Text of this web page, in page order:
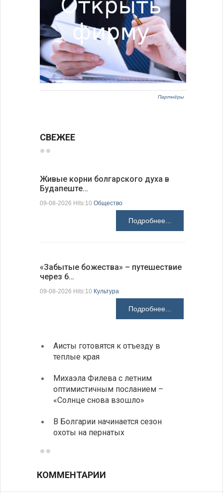
Партнёры
СВЕЖЕЕ
Живые корни болгарского духа в
Будапеште…
09-08-2026 Hits:10 Общество
Подробнее...
«Забытые божества» – путешествие
через 6…
09-08-2026 Hits:10 Культура
Подробнее...
Аисты готовятся к отъезду в
теплые края
Михаэла Филева с летним
оптимистичным посланием –
«Солнце снова взошло»
В Болгарии начинается сезон
охоты на пернатых
КОММЕНТАРИИ